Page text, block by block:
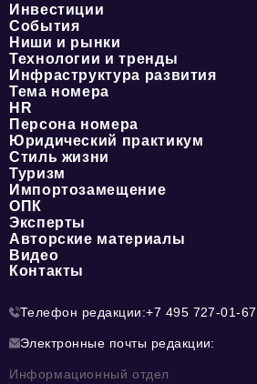
Инвестиции
События
Ниши и рынки
Технологии и тренды
Инфраструктура развития
Тема номера
HR
Персона номера
Юридический практикум
Стиль жизни
Туризм
Импортозамещение
ОПК
Эксперты
Авторские материалы
Видео
Контакты
Телефон редакции:+7 495 727-01-67
Электронные почты редакции:
Информационный отдел